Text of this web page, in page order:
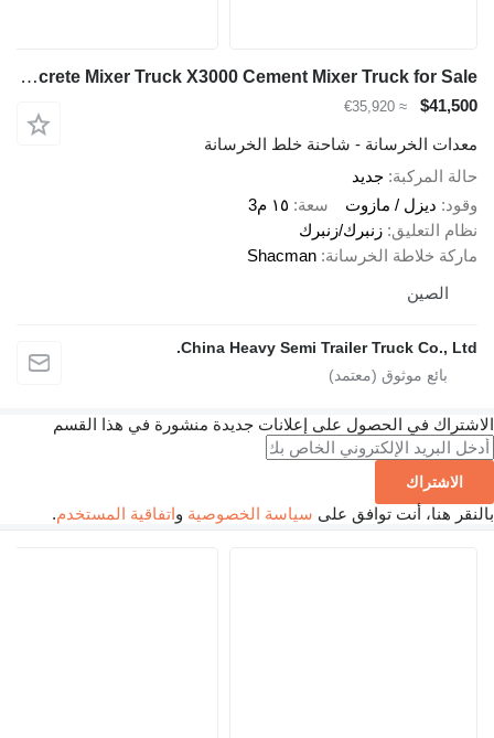
Shacman Shacman Concrete Mixer Truck X3000 Cement Mixer Truck for Sale
$41,500
≈ €35,920
معدات الخرسانة - شاحنة خلط الخرسانة
حالة المركبة جديد
وقود ديزل / مازوت سعة ١٥ م3
نظام التعليق زنبرك/زنبرك
ماركة خلاطة الخرسانة Shacman
الصين
China Heavy Semi Trailer Truck Co., Ltd.
الاشتراك في الحصول على إعلانات جديدة منشورة في هذا القسم
الاشتراك
بالنقر هنا، أنت توافق على سياسة الخصوصية واتفاقية المستخدم.